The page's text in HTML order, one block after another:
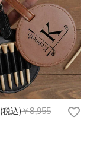
(税込)￥8,955